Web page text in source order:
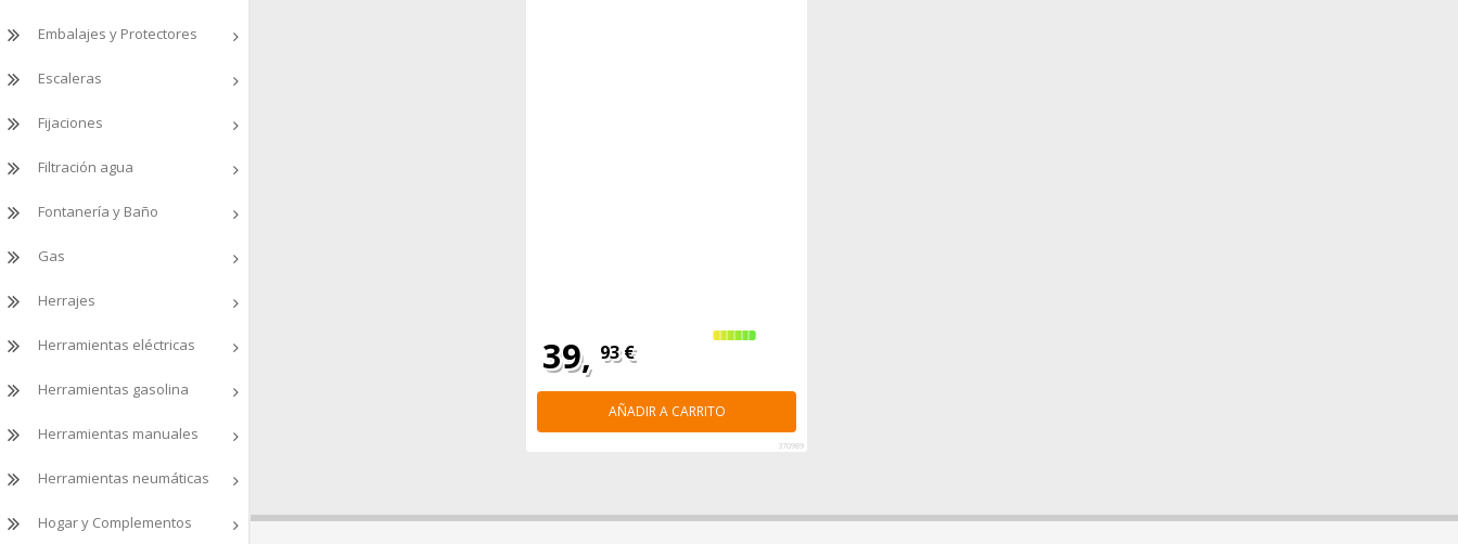
Embalajes y Protectores
Escaleras
Fijaciones
Filtración agua
Fontanería y Baño
Gas
Herrajes
Herramientas eléctricas
Herramientas gasolina
Herramientas manuales
Herramientas neumáticas
Hogar y Complementos
39, 93 €
AÑADIR A CARRITO
370989